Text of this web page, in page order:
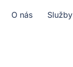
O nás Služby